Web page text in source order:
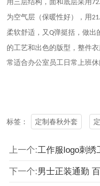
用三 层结构，面和底层采用
为空气层（保暖性好），用
柔软舒适，又Q弹挺括，做出
的工艺和出色的版型，整件
常适合办公室员工日常上班休
标签： 定制春秋外套
上一个:工作服logo刺绣
下一个:男士正装通勤